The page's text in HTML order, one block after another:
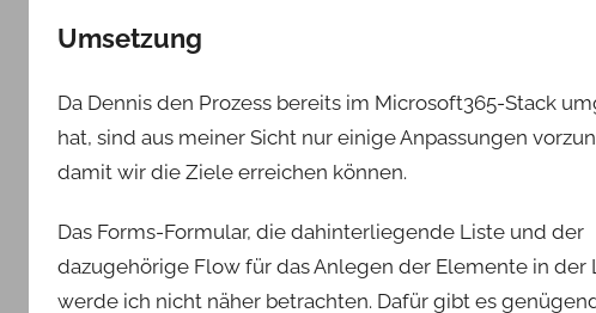
Umsetzung
Da Dennis den Prozess bereits im Microsoft365-Stack
hat, sind aus meiner Sicht nur einige Anpassungen
damit wir die Ziele erreichen können.
Das Forms-Formular, die dahinterliegende Liste und der
dazugehörige Flow für das Anlegen der Elemente in der
werde ich nicht näher betrachten. Dafür gibt es